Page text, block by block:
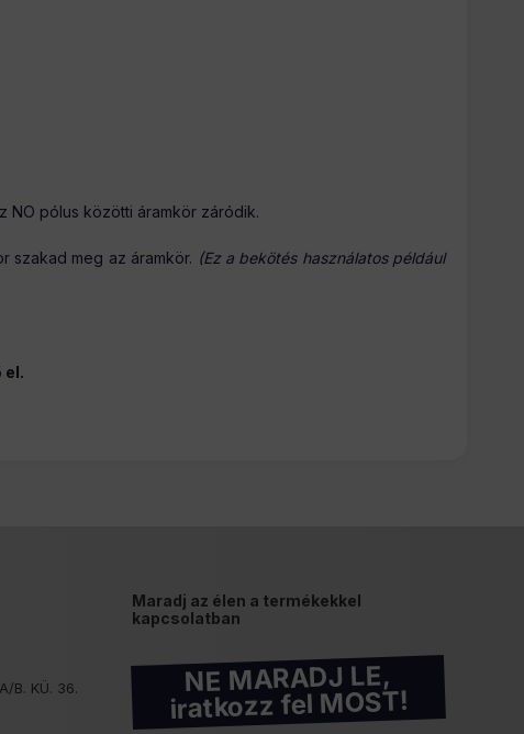
NO pólus közötti áramkör záródik.
szakad meg az áramkör. (Ez a bekötés használatos például
el.
B. KÜ. 36.
Maradj az élen a termékekkel
kapcsolatban
NE MARADJ LE,
iratkozz fel MOST!